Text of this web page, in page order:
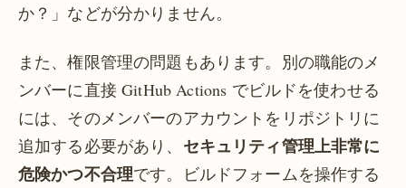
か？」などが分かりません。
また、権限管理の問題もあります。別の職能のメ
ンバーに直接 GitHub Actions でビルドを使わせる
には、そのメンバーのアカウントをリポジトリに
追加する必要があり、 セキュリティ管理上非常に
危険かつ不合理です。ビルドフォームを操作する